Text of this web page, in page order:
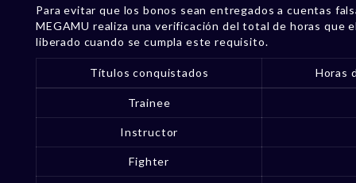
Para evitar que los bonos sean entregados a cuentas
MEGAMU realiza una verificación del total de horas que
liberado cuando se cumpla este requisito.
Títulos conquistados Horas
Trainee
Instructor
Fighter